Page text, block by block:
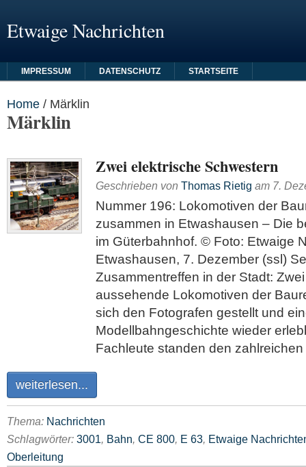
Etwaige Nachrichten
IMPRESSUM DATENSCHUTZ STARTSEITE
Home / Märklin
Märklin
Zwei elektrische Schwestern
Geschrieben von Thomas Rietig am 7.
Nummer 196: Lokomotiven der
zusammen in Etwashausen – Die
im Güterbahnhof. © Foto: Etwaige
Etwashausen, 7. Dezember (ssl)
Zusammentreffen in der Stadt:
aussehende Lokomotiven der
sich den Fotografen gestellt und
Modellbahngeschichte wieder
Fachleute standen den
weiterlesen...
Thema: Nachrichten
Schlagwörter: 3001, Bahn, CE 800, E 63, Etwaige
Oberleitung